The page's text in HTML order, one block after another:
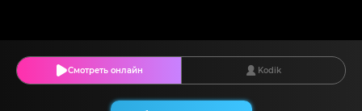
Смотреть онлайн Kodik